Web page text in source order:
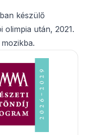
készülő
után, 2021.